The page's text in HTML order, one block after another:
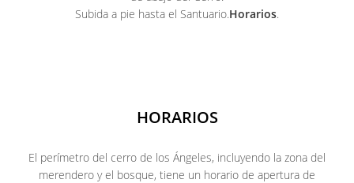
Subida a pie hasta el Santuario.Horarios.
HORARIOS
El perímetro del cerro de los Ángeles, incluyendo la zona del
merendero y el bosque, tiene un horario de apertura de